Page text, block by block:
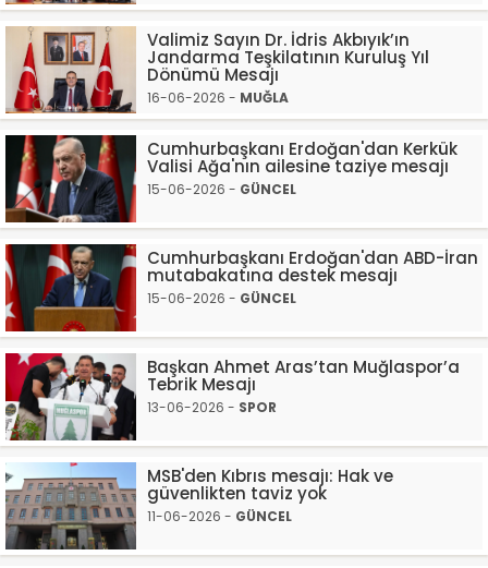
Valimiz Sayın Dr. İdris Akbıyık’ın
Jandarma Teşkilatının Kuruluş Yıl
Dönümü Mesajı
16-06-2026 - MUĞLA
Cumhurbaşkanı Erdoğan'dan Kerkük
Valisi Ağa'nın ailesine taziye mesajı
15-06-2026 - GÜNCEL
Cumhurbaşkanı Erdoğan'dan ABD-İran
mutabakatına destek mesajı
15-06-2026 - GÜNCEL
Başkan Ahmet Aras’tan Muğlaspor’a
Tebrik Mesajı
13-06-2026 - SPOR
MSB'den Kıbrıs mesajı: Hak ve
güvenlikten taviz yok
11-06-2026 - GÜNCEL